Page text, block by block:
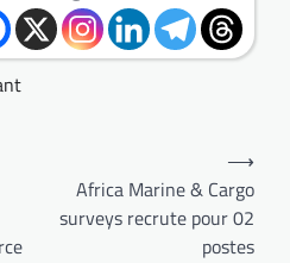
Africa Marine & Cargo
surveys recrute pour 02
postes
⟶